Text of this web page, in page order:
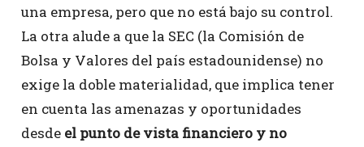
una empresa, pero que no está bajo su control.
La otra alude a que la SEC (la Comisión de
Bolsa y Valores del país estadounidense) no
exige la doble materialidad, que implica tener
en cuenta las amenazas y oportunidades
desde el punto de vista financiero y no